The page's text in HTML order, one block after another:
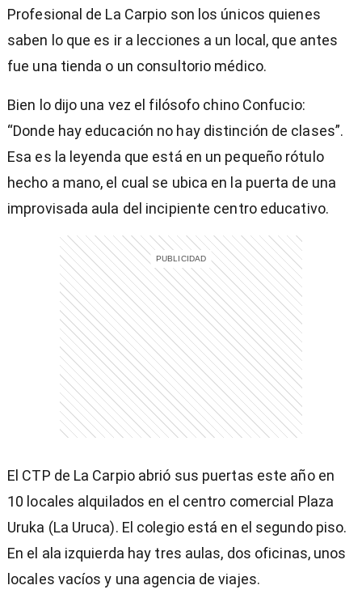
Profesional de La Carpio son los únicos quienes
saben lo que es ir a lecciones a un local, que antes
fue una tienda o un consultorio médico.
Bien lo dijo una vez el filósofo chino Confucio:
“Donde hay educación no hay distinción de clases”.
Esa es la leyenda que está en un pequeño rótulo
hecho a mano, el cual se ubica en la puerta de una
improvisada aula del incipiente centro educativo.
El CTP de La Carpio abrió sus puertas este año en
10 locales alquilados en el centro comercial Plaza
Uruka (La Uruca). El colegio está en el segundo piso.
En el ala izquierda hay tres aulas, dos oficinas, unos
locales vacíos y una agencia de viajes.